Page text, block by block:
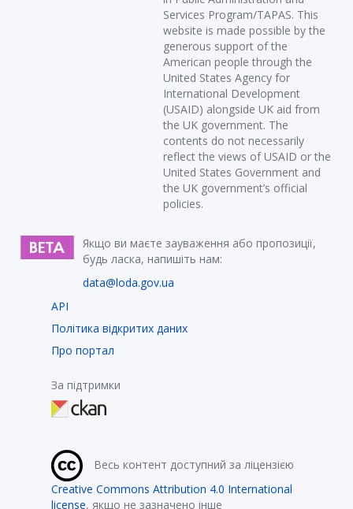
Services Program/TAPAS. This
website is made possible by the
generous support of the
American people through the
United States Agency for
International Development
(USAID) alongside UK aid from
the UK government. The
contents do not necessarily
reflect the views of USAID or the
United States Government and
the UK government’s official
policies.
Якщо ви маєте зауваження або пропозиції,
будь ласка, напишіть нам:
data@loda.gov.ua
API
Політика відкритих даних
Про портал
За підтримки
Весь контент доступний за ліцензією
Creative Commons Attribution 4.0 International
license, якщо не зазначено інше